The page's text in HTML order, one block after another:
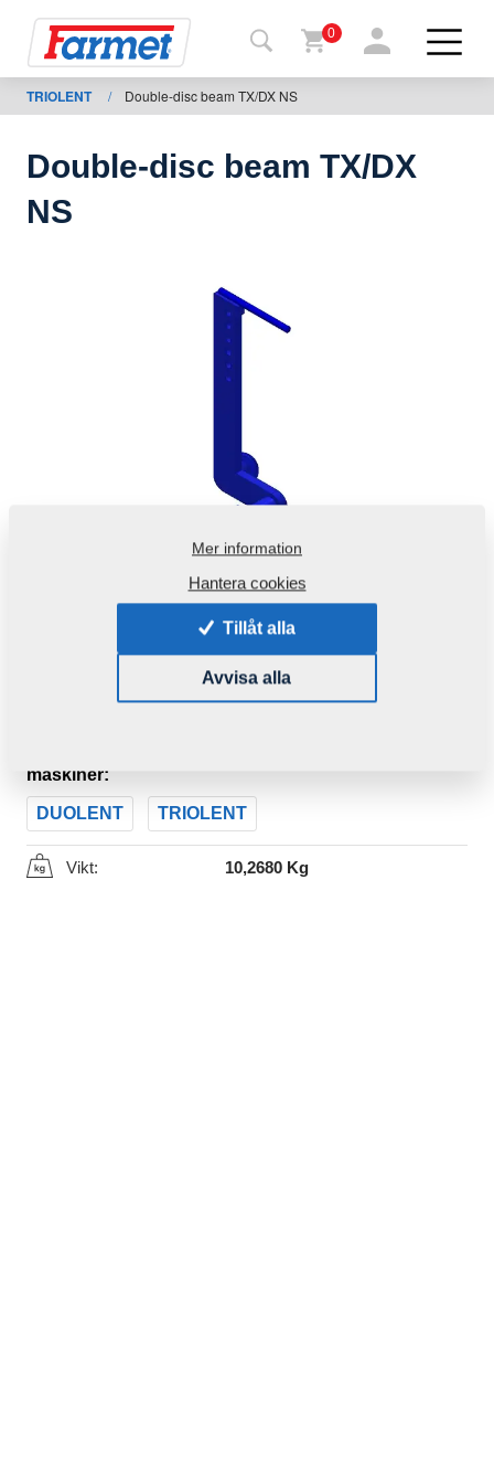
shop
0
TRIOLENT / Double-disc beam TX/DX NS
Double-disc beam TX/DX
NS
Produktkod: 3008585
maskiner:
DUOLENT TRIOLENT
Vikt: 10,2680 Kg
Mer information
Hantera cookies
Tillåt alla
Avvisa alla